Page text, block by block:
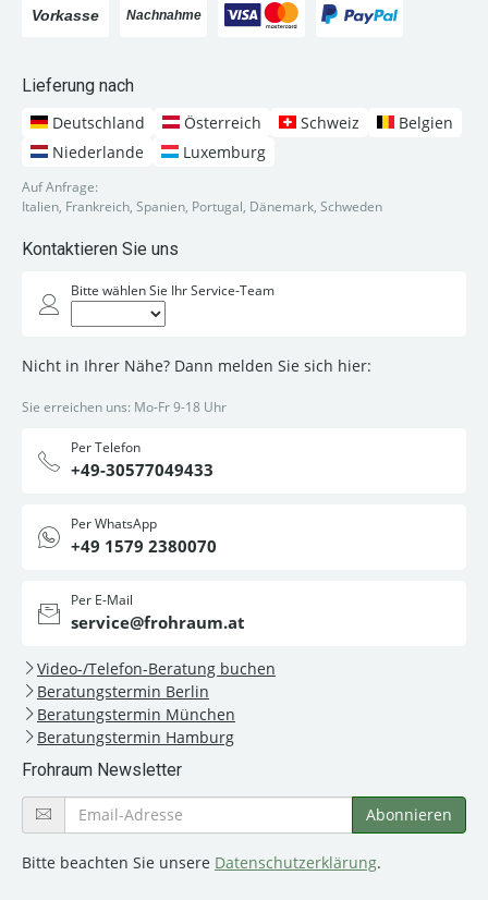
Lieferung nach
Deutschland
Österreich Schweiz
Belgien
Niederlande
Luxemburg
Auf Anfrage:
Italien, Frankreich, Spanien, Portugal, Dänemark, Schweden
Kontaktieren Sie uns
Bitte wählen Sie Ihr Service-Team
Nicht in Ihrer Nähe? Dann melden Sie sich hier:
Sie erreichen uns: Mo-Fr 9-18 Uhr
Per Telefon
+49-30577049433
Per WhatsApp
+49 1579 2380070
Per E-Mail
service@frohraum.at
Video-/Telefon-Beratung buchen
Beratungstermin Berlin
Beratungstermin München
Beratungstermin Hamburg
Frohraum Newsletter
Bitte beachten Sie unsere Datenschutzerklärung.